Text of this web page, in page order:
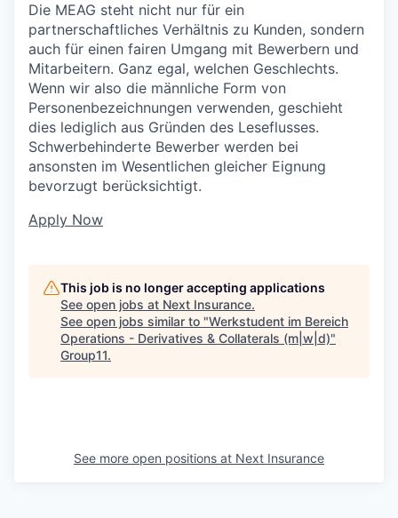
Die MEAG steht nicht nur für ein
partnerschaftliches Verhältnis zu Kunden, sondern
auch für einen fairen Umgang mit Bewerbern und
Mitarbeitern. Ganz egal, welchen Geschlechts.
Wenn wir also die männliche Form von
Personenbezeichnungen verwenden, geschieht
dies lediglich aus Gründen des Leseflusses.
Schwerbehinderte Bewerber werden bei
ansonsten im Wesentlichen gleicher Eignung
bevorzugt berücksichtigt.
Apply Now
This job is no longer accepting applications
See open jobs at Next Insurance.
See open jobs similar to "Werkstudent im Bereich
Operations - Derivatives & Collaterals (m|w|d)"
Group11.
See more open positions at Next Insurance